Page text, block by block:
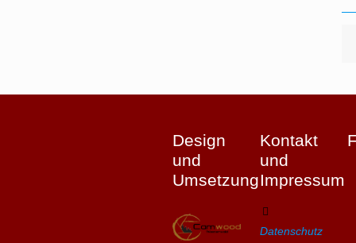
Design
und
Umsetzung
Kontakt
und
Impressum
Datenschutz